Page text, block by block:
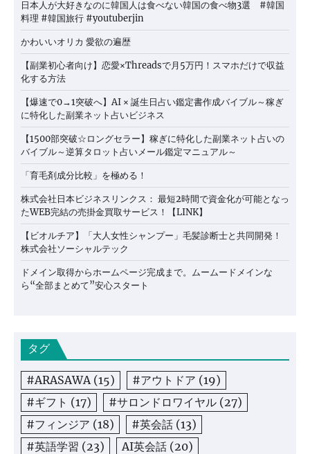
日本人が大好きなのに韓国人は食べない韓国の食べ物3選 #韓国
料理 #韓国旅行 #youtuberjin
かわいいオリカ 愛欲の遍歴
【副業初心者向け】恋愛×Threadsで月5万円！スマホだけで収益
化する方法
【爆速で0→1突破へ】AI × 誕生日占い鑑定書作成バイブル～稼ぎ
に特化した副業ネット占いビジネス
【1500部突破☆ロングセラー】稼ぎに特化した副業ネット占いの
バイブル～逆算タロット占いメール鑑定マニュアル～
「育毛剤成分比較」を極める！
株式会社日本ビジネスリンクス： 最短2時間で資金化が可能となっ
たWEB完結の売掛金買取サービス！【LINK】
【ビオルチア】「大人女性シャンプー」毛髪診断士と共同開発！
株式会社ソーシャルテック
ドメイン取得からホームページ完成まで。ムームードメインな
ら“全部まとめて”安心スタート
タグ
#ARASAWA (15) #アウトドア (19)
#ギフト (17) #サロンドロワイヤル (27)
#フィンジア (18) #英会話 (13)
#英語学習 (23) AI英会話 (20)